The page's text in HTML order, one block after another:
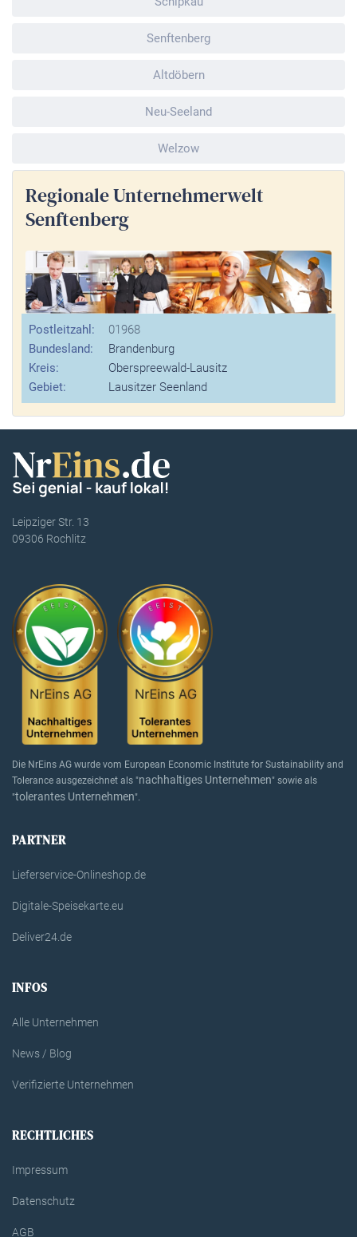
Senftenberg
Altdöbern
Neu-Seeland
Welzow
Regionale Unternehmerwelt
Senftenberg
Postleitzahl:
01968
Bundesland:
Brandenburg
Kreis:
Oberspreewald-Lausitz
Gebiet:
Lausitzer Seenland
Leipziger Str. 13
09306 Rochlitz
Die NrEins AG wurde vom European Economic Institute for Sustainability and
Tolerance ausgezeichnet als "nachhaltiges Unternehmen" sowie als
"tolerantes Unternehmen".
PARTNER
Lieferservice-Onlineshop.de
Digitale-Speisekarte.eu
Deliver24.de
INFOS
Alle Unternehmen
News / Blog
Verifizierte Unternehmen
RECHTLICHES
Impressum
Datenschutz
AGB